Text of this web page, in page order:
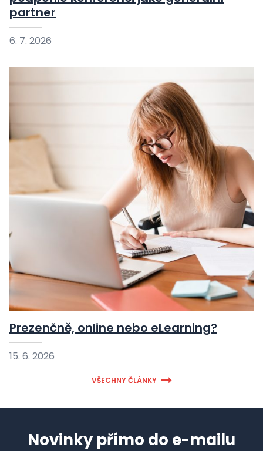
partner
6. 7. 2026
Prezenčně, online nebo eLearning?
15. 6. 2026
VŠECHNY ČLÁNKY
Novinky přímo do e-mailu